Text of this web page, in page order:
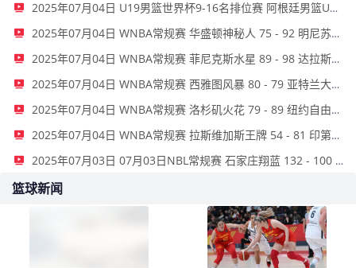
2025年07月04日 U19男篮世界杯9-16名排位赛 阿根廷男篮U19 85 - 67 喀麦隆男篮U19 全场集锦
2025年07月04日 WNBA常规赛 华盛顿神秘人 75 - 92 明尼苏达山猫 全场集锦
2025年07月04日 WNBA常规赛 菲尼克斯水星 89 - 98 达拉斯飞翼 全场集锦
2025年07月04日 WNBA常规赛 西雅图风暴 80 - 79 亚特兰大梦想 全场集锦
2025年07月04日 WNBA常规赛 洛杉矶火花 79 - 89 纽约自由人 全场集锦
2025年07月04日 WNBA常规赛 拉斯维加斯王牌 54 - 81 印第安纳狂热 全场集锦
2025年07月03日 07月03日NBL常规赛 石家庄翔蓝 132 - 100 湖北文旅 全场集锦
篮球新闻